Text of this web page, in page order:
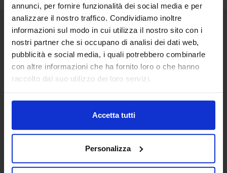
annunci, per fornire funzionalità dei social media e per
analizzare il nostro traffico. Condividiamo inoltre
informazioni sul modo in cui utilizza il nostro sito con i
nostri partner che si occupano di analisi dei dati web,
pubblicità e social media, i quali potrebbero combinarle
con altre informazioni che ha fornito loro o che hanno
raccolto dal suo utilizzo dei loro servizi.
Accetta tutti
Personalizza
Senaf srl
+ 39 02.332039460
Progetto e direzione